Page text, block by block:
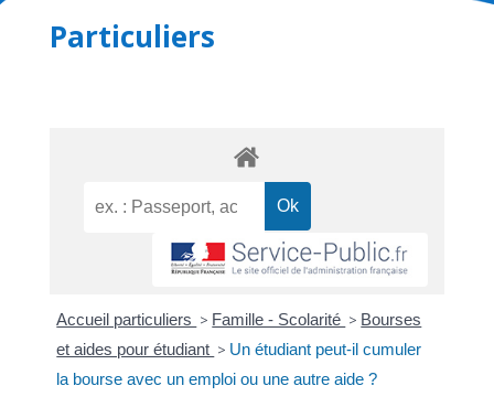
Particuliers
Accueil particuliers > Famille - Scolarité > Bourses
et aides pour étudiant > Un étudiant peut-il cumuler
la bourse avec un emploi ou une autre aide ?